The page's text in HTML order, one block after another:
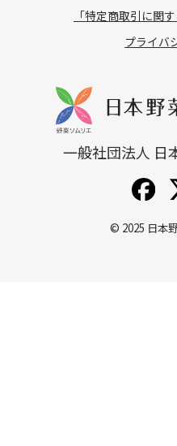
「特定商取引に関
プライバ
一般社団法人 日
© 2025 日本